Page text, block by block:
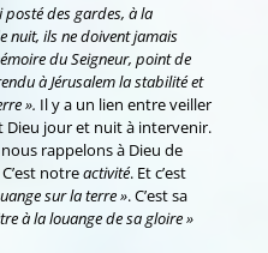
posté des gardes, à la
nuit, ils ne doivent jamais
du Seigneur, point de
à Jérusalem la stabilité et
». Il y a un lien entre veiller
Dieu jour et nuit à intervenir.
rappelons à Dieu de
notreactivité. Et c’est
sur la terre ». C’est sa
à la louange de sa gloire »